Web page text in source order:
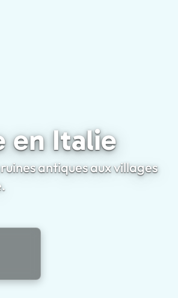
d'une Journée en Italie
en Italie
antiques aux villages